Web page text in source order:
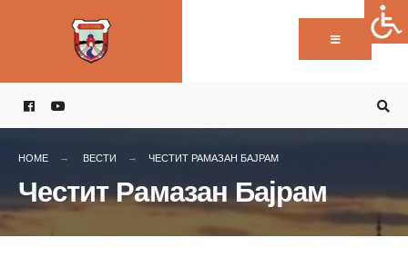
HOME ВЕСТИ ЧЕСТИТ РАМАЗАН БАЈРАМ
Честит Рамазан Бајрам